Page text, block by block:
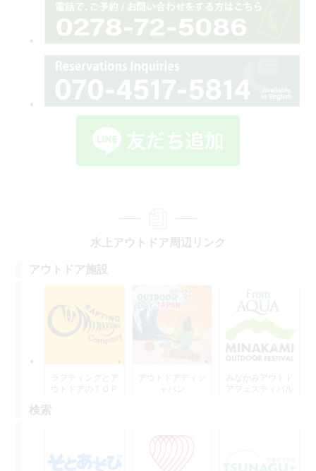
水上アウトドア周辺リンク
アウトドア施設
ラフティングとア
ウトドアのＴＯＰ
アウトドアディジ
みなかみアウトド
アフェスティバル
検索